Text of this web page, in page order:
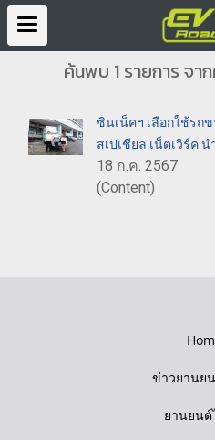
ค้นพบ 1 รายการ จา
ซินเน็คฯ เลือกใช้รถ
สเปเชียล เน็ตเวิร์ค
18 ก.ค. 2567
(Content)
ข่าวยานย
ยานยน